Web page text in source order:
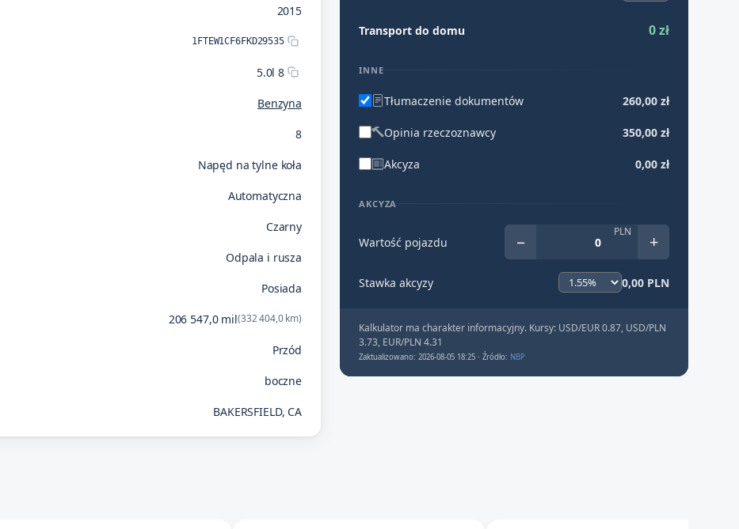
2015
1FTEW1CF6FKD29535
5.0l 8
Benzyna
8
Napęd na tylne koła
Automatyczna
Czarny
Odpala i rusza
Posiada
206 547,0 mil(332 404,0 km)
Przód
boczne
BAKERSFIELD, CA
Transport do domu 0 zł
INNE
Tłumaczenie dokumentów 260,00 zł
Opinia rzeczoznawcy 350,00 zł
Akcyza 0,00 zł
AKCYZA
Wartość pojazdu − PLN +
Stawka akcyzy 0,00 PLN
Kalkulator ma charakter informacyjny. Kursy: USD/EUR 0.87, USD/PLN
3.73, EUR/PLN 4.31
Zaktualizowano: 2026-08-05 18:25 · Źródło: NBP